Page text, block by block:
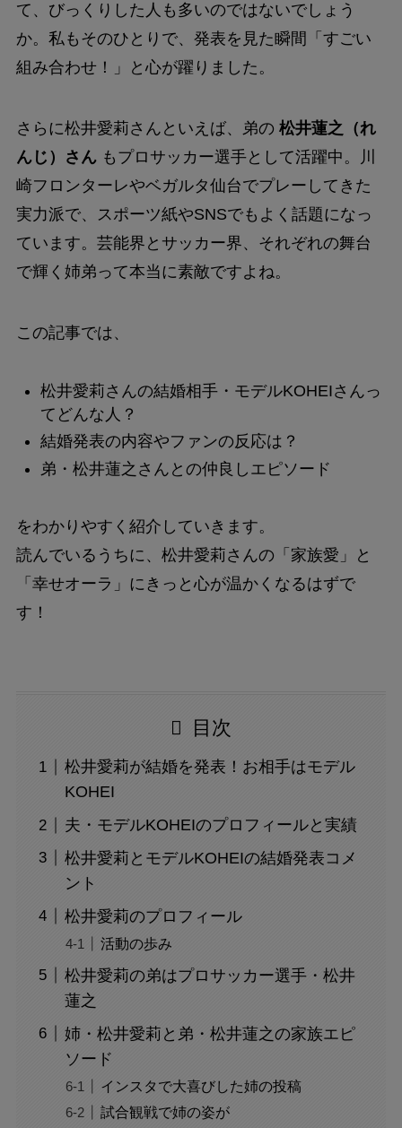
て、びっくりした人も多いのではないでしょう
か。私もそのひとりで、発表を見た瞬間「すごい
組み合わせ！」と心が躍りました。
さらに松井愛莉さんといえば、弟の 松井蓮之（れ
んじ）さんもプロサッカー選手として活躍中。川
崎フロンターレやベガルタ仙台でプレーしてきた
実力派で、スポーツ紙やSNSでもよく話題になっ
ています。芸能界とサッカー界、それぞれの舞台
で輝く姉弟って本当に素敵ですよね。
この記事では、
松井愛莉さんの結婚相手・モデルKOHEIさんっ
てどんな人？
結婚発表の内容やファンの反応は？
弟・松井蓮之さんとの仲良しエピソード
をわかりやすく紹介していきます。
読んでいるうちに、松井愛莉さんの「家族愛」と
「幸せオーラ」にきっと心が温かくなるはずで
す！
目次
松井愛莉が結婚を発表！お相手はモデル
KOHEI
夫・モデルKOHEIのプロフィールと実績
松井愛莉とモデルKOHEIの結婚発表コメ
ント
松井愛莉のプロフィール
活動の歩み
松井愛莉の弟はプロサッカー選手・松井
蓮之
姉・松井愛莉と弟・松井蓮之の家族エピ
ソード
インスタで大喜びした姉の投稿
試合観戦で姉の姿が